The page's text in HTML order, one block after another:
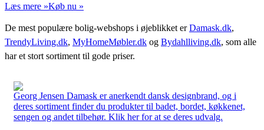
Læs mere »Køb nu »
De mest populære bolig-webshops i øjeblikket erDamask.dk,
TrendyLiving.dk, MyHomeMøbler.dk og Bydahlliving.dk, som alle
har et stort sortiment til gode priser.
Georg Jensen Damask er anerkendt dansk designbrand, og i
deres sortiment finder du produkter til badet, bordet, køkkenet,
sengen og andet tilbehør. Klik her for at se deres udvalg.